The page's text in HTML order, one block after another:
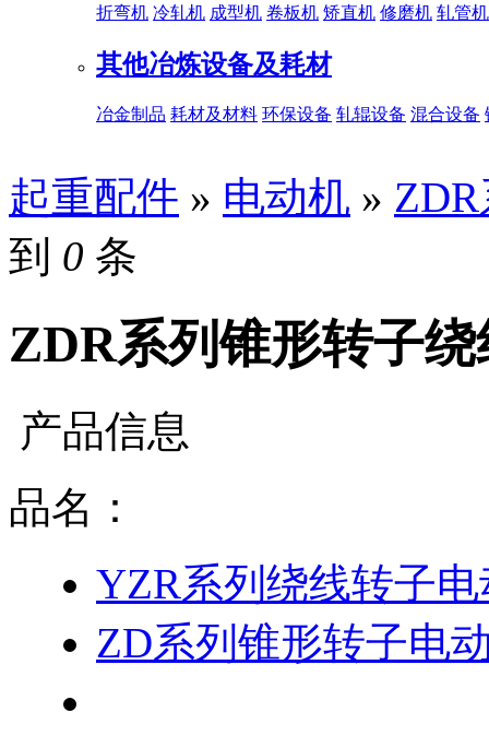
折弯机 冷轧机 成型机 卷板机 矫直机 修磨机 轧管机
其他冶炼设备及耗材
冶金制品 耗材及材料 环保设备 轧辊设备 混合设备
起重配件 » 电动机 »
到 0 条
ZDR系列锥形转子
产品信息
品名：
YZR系列绕线转子
ZD系列锥形转子电